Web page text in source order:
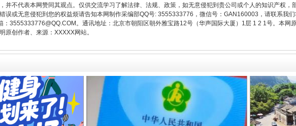
并不代表本网赞同其观点。仅供交流学习了解法律、法规、政策，如无意侵犯到贵公司或个人的知识产权，
误或无意侵犯到您的权益烦请告知本网制作采编部QQ号: 3555333776，微信号：GAN160003，请联系我
3555333776@QQ.COM。通讯地址：北京市朝阳区朝外雅宝路12号（华声国际大厦）1层 1 2 1号。本网
原创作者、来源：XXXXX网站。
来了！等你上场 事关残疾人未来5年